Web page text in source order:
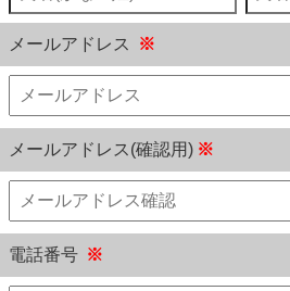
メールアドレス ※
メールアドレス(確認用) ※
電話番号 ※